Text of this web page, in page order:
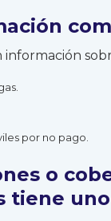
por no pago.
o
tiene